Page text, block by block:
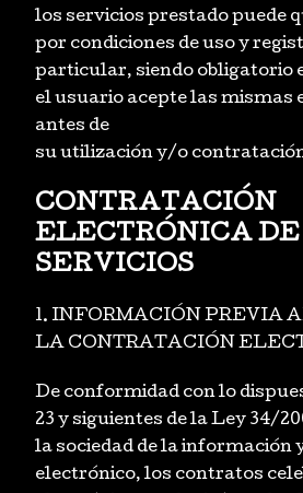
los servicios prestado puede
por condiciones de uso y
particular, siendo obligatorio
el usuario acepte las mismas
antes de
su utilización y/o
CONTRATACIÓN
ELECTRÓNICA DE
SERVICIOS
1. INFORMACIÓN PREVIA
LA CONTRATACIÓN
De conformidad con lo
23 y siguientes de la Ley 34/
la sociedad de la información
electrónico, los contratos